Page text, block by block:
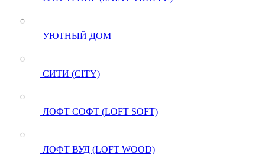
УЮТНЫЙ ДОМ
СИТИ (CITY)
ЛОФТ СОФТ (LOFT SOFT)
ЛОФТ ВУД (LOFT WOOD)